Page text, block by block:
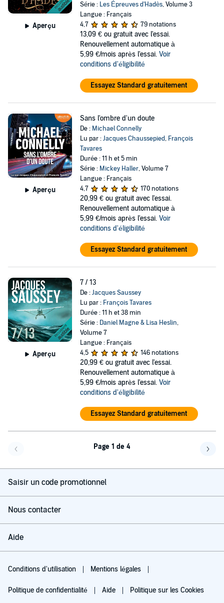
Aperçu
Série : Les Épreuves d'Hadès, Volume 3
Langue : Français
4,7
79 notations
13,09 € ou gratuit avec l'essai.
Renouvellement automatique à
5,99 €/mois après l'essai. Voir
conditions d'éligibilité
Essayez Standard gratuitement
Aperçu
Sans l'ombre d'un doute
De : Michael Connelly
Lu par :Jacques Chaussepied, François
Tavares
Durée : 11 h et 5 min
Série : Mickey Haller, Volume 7
Langue : Français
4,7
170 notations
20,99 € ou gratuit avec l'essai.
Renouvellement automatique à
5,99 €/mois après l'essai. Voir
conditions d'éligibilité
Essayez Standard gratuitement
Aperçu
7 / 13
De :Jacques Saussey
Lu par : François Tavares
Durée : 11 h et 38 min
Série : Daniel Magne & Lisa Heslin,
Volume 7
Langue : Français
4,5
146 notations
20,99 € ou gratuit avec l'essai.
Renouvellement automatique à
5,99 €/mois après l'essai. Voir
conditions d'éligibilité
Essayez Standard gratuitement
Page 1 de 4
Saisir un code promotionnel
Nous contacter
Aide
Conditions d'utilisation Mentions légales
Politique de confidentialité Aide Politique sur les Cookies